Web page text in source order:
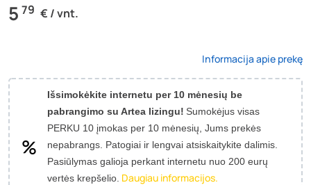
5 79 € / vnt.
Informacija apie prekę
Išsimokėkite internetu per 10 mėnesių be
pabrangimo su Artea lizingu! Sumokėjus visas
PERKU 10 įmokas per 10 mėnesių, Jums prekės
nepabrangs. Patogiai ir lengvai atsiskaitykite dalimis.
Pasiūlymas galioja perkant internetu nuo 200 eurų
vertės krepšelio. Daugiau informacijos.